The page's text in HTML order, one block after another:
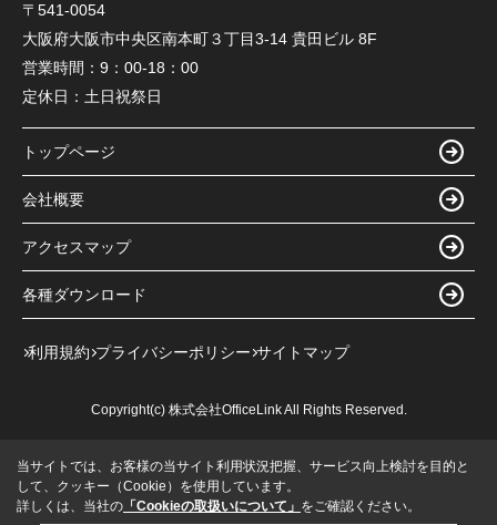
〒541-0054
大阪府大阪市中央区南本町３丁目3-14 貴田ビル 8F
営業時間： 9：00-18：00
定休日： 土日祝祭日
トップページ
会社概要
アクセスマップ
各種ダウンロード
利用規約 プライバシーポリシー サイトマップ
Copyright(c) 株式会社OfficeLink All Rights Reserved.
当サイトでは、お客様の当サイト利用状況把握、サービス向上検討を目的と
して、クッキー（Cookie）を使用しています。
詳しくは、当社の 「Cookieの取扱いについて」 をご確認ください。